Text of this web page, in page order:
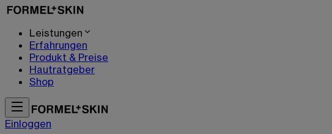
Leistungen
Erfahrungen
Produkt & Preise
Hautratgeber
Shop
Einloggen